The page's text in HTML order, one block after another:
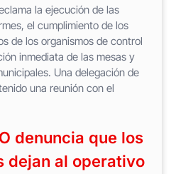
la ejecución de las
el cumplimiento de los
de los organismos de control
inmediata de las mesas y
Una delegación de
una reunión con el
denuncia que los
dejan al operativo